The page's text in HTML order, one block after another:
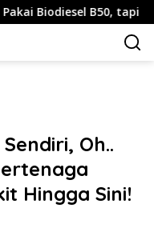
B50, tapi Ada
Oh..
Hingga Sini!